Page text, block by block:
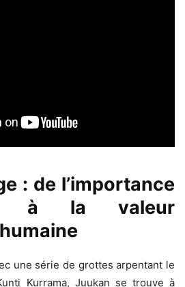
: de l’importance
à la valeur
une série de grottes arpentant le
Kurrama, Juukan se trouve à